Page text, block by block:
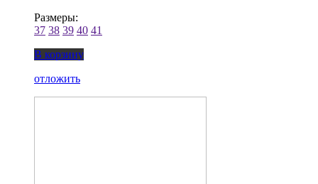
Размеры:
37 38 39 40 41
В корзину
отложить